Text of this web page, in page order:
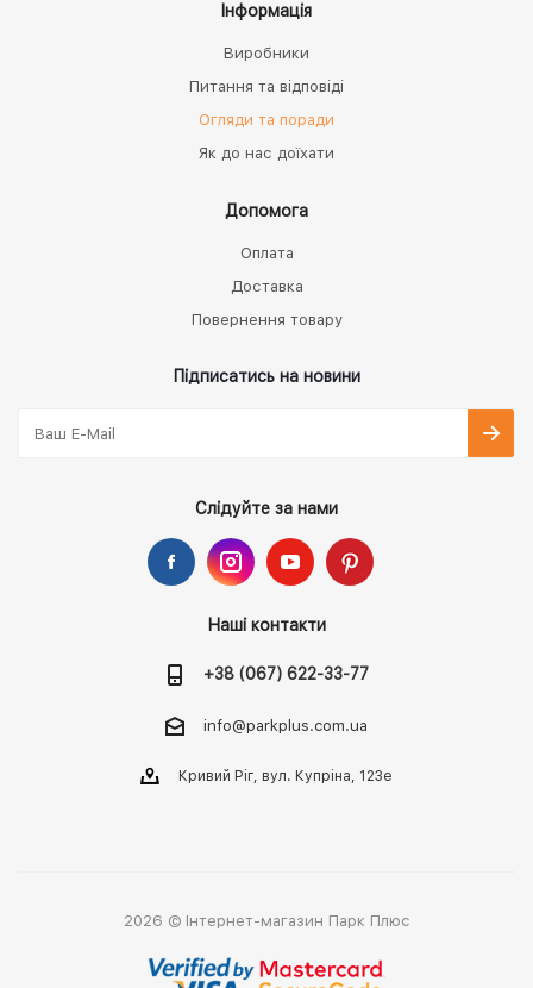
Інформація
Виробники
Питання та відповіді
Огляди та поради
Як до нас доїхати
Допомога
Оплата
Доставка
Повернення товару
Підписатись на новини
Слідуйте за нами
Наші контакти
+38 (067) 622-33-77
info@parkplus.com.ua
Кривий Ріг, вул. Купріна, 123е
2026 © Інтернет-магазин Парк Плюс